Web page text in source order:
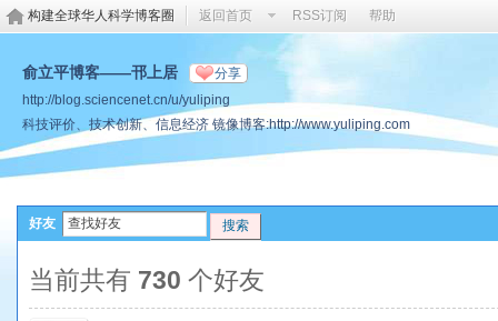
构建全球华人科学博客圈 返回首页 RSS订阅 帮助
俞立平博客——邗上居 分享
http://blog.sciencenet.cn/u/yuliping
科技评价、技术创新、信息经济 镜像博客:http://www.yuliping.com
好友 搜索
当前共有 730 个好友